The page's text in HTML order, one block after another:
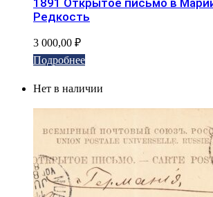
1891 Открытое письмо в
Редкость
3 000,00 ₽
Подробнее
Нет в наличии